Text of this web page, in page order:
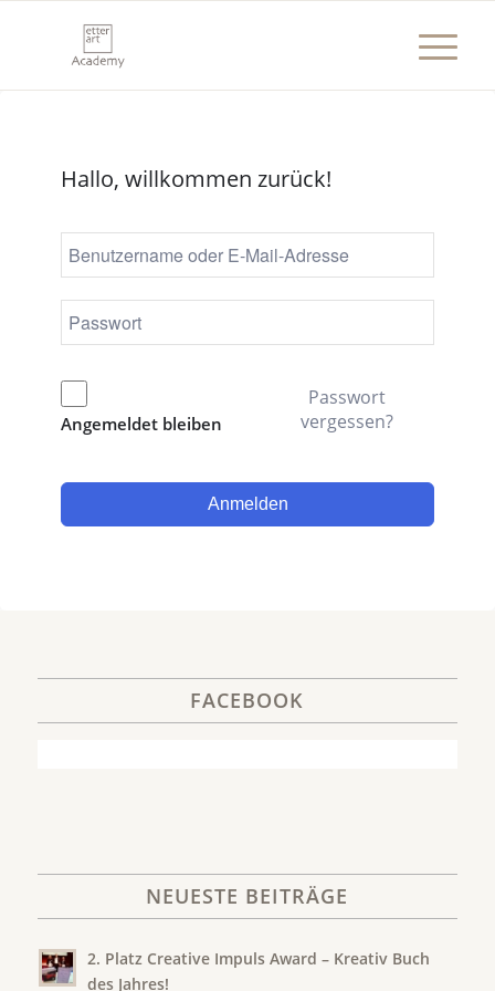
Hallo, willkommen zurück!
Angemeldet bleiben
Passwort
vergessen?
Anmelden
FACEBOOK
NEUESTE BEITRÄGE
2. Platz Creative Impuls Award – Kreativ Buch
des Jahres!